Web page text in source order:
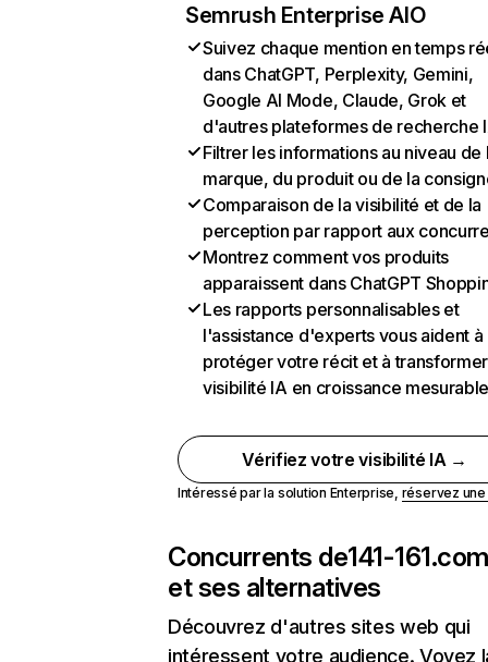
Semrush Enterprise AIO
Suivez chaque mention en temps
dans ChatGPT, Perplexity, Gemini,
Google AI Mode, Claude, Grok et
d'autres plateformes de recherche
Filtrer les informations au niveau de
marque, du produit ou de la
Comparaison de la visibilité et de la
perception par rapport aux
Montrez comment vos produits
apparaissent dans ChatGPT
Les rapports personnalisables et
l'assistance d'experts vous aident à
protéger votre récit et à
visibilité IA en croissance
Vérifiez votre visibilité IA →
Intéressé par la solution Enterprise, réservez
Concurrents de141-
et ses alternatives
Découvrez d'autres sites web qui
intéressent votre audience. Voyez